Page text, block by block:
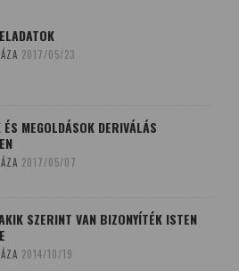
2017/05/23
ÉS MEGOLDÁSOK DERIVÁLÁS
2017/05/07
SZERINT VAN BIZONYÍTÉK ISTEN
2014/10/19